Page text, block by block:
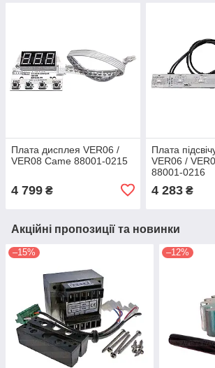
Плата дисплея VER06 /
VER08 Came 88001-0215
4 799 ₴
Плата
VER06 /
88001-0216
4 283₴
Акційні пропозиції та новинки
–15% –12%